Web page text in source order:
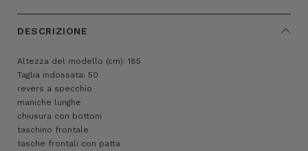
DESCRIZIONE
Altezza del modello (cm): 185
Taglia indossata: 50
revers a specchio
maniche lunghe
chiusura con bottoni
taschino frontale
tasche frontali con patta